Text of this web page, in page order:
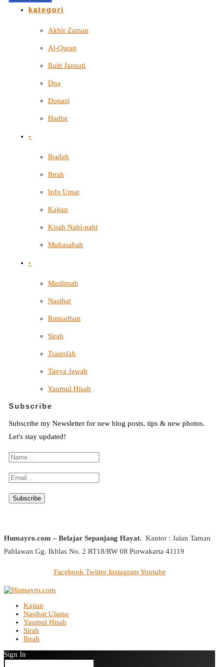
kategori
Akhir Zaman
Al-Quran
Baiti Jannati
Doa
Donasi
Hadist
-
Ibadah
Ibrah
Info Umat
Kajian
Kisah Nabi-nabi
Muhasabah
-
Muslimah
Nasihat
Ramadhan
Sirah
Tsaqofah
Tanya Jawab
Yaumul Hisab
Subscribe
Subscribe my Newsletter for new blog posts, tips & new photos.
Let's stay updated!
Humayro.com – Belajar Sepanjang Hayat. Kantor : Jalan Taman
Pahlawan Gg. Ikhlas No. 2 RT18/RW 08 Purwakarta 41119
Facebook Twitter Instagram Youtube
Kajian
Nasihat Ulama
Yaumul Hisab
Sirah
Ibrah
Sign In